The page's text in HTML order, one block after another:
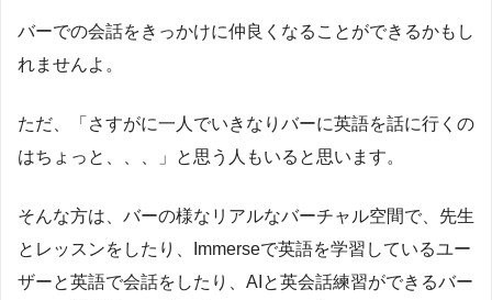
バーでの会話をきっかけに仲良くなることができるかもし
れませんよ。
ただ、「さすがに一人でいきなりバーに英語を話に行くの
はちょっと、、、」と思う人もいると思います。
そんな方は、バーの様なリアルなバーチャル空間で、先生
とレッスンをしたり、Immerseで英語を学習しているユー
ザーと英語で会話をしたり、AIと英会話練習ができるバー